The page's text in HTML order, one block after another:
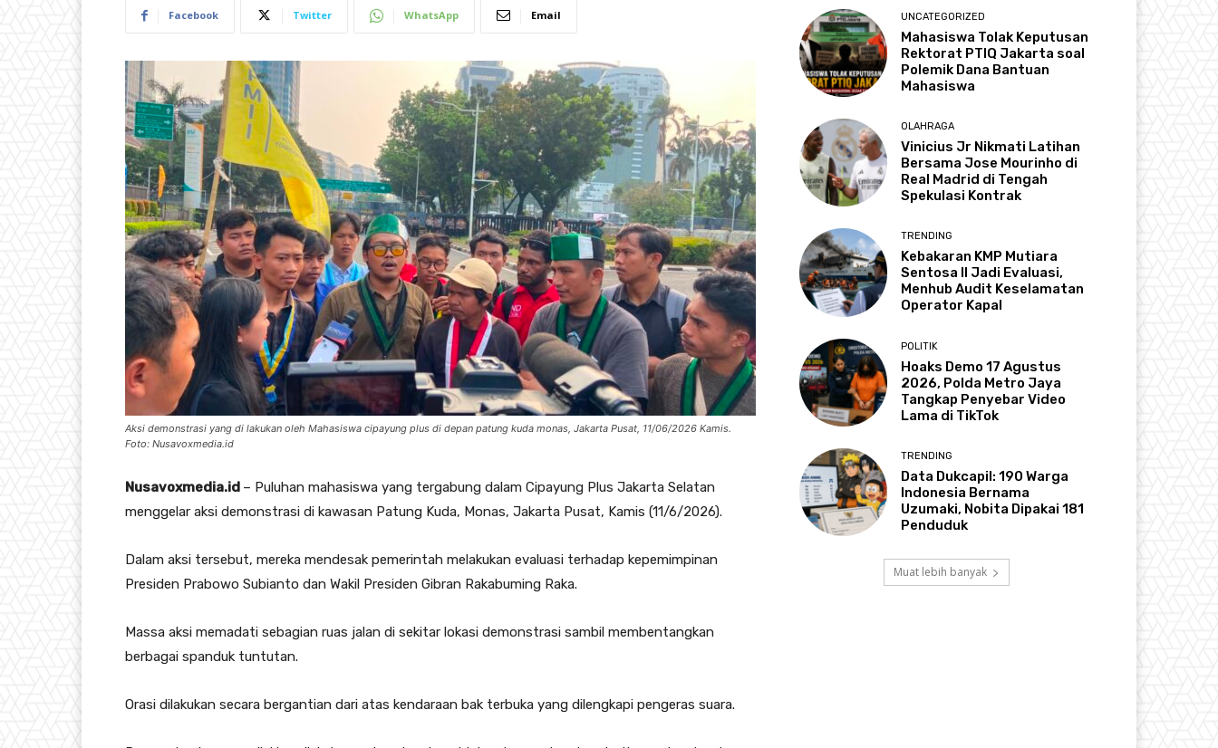
Facebook Twitter WhatsApp Email
Aksi demonstrasi yang di lakukan oleh Mahasiswa cipayung plus di depan patung kuda monas, Jakarta Pusat, 11/06/2026 Kamis.
Foto: Nusavoxmedia.id
Nusavoxmedia.id – Puluhan mahasiswa yang tergabung dalam Cipayung Plus Jakarta Selatan
menggelar aksi demonstrasi di kawasan Patung Kuda, Monas, Jakarta Pusat, Kamis (11/6/2026).
Dalam aksi tersebut, mereka mendesak pemerintah melakukan evaluasi terhadap kepemimpinan
Presiden Prabowo Subianto dan Wakil Presiden Gibran Rakabuming Raka.
Massa aksi memadati sebagian ruas jalan di sekitar lokasi demonstrasi sambil membentangkan
berbagai spanduk tuntutan.
Orasi dilakukan secara bergantian dari atas kendaraan bak terbuka yang dilengkapi pengeras suara.
UNCATEGORIZED
Mahasiswa Tolak Keputusan
Rektorat PTIQ Jakarta soal
Polemik Dana Bantuan
Mahasiswa
OLAHRAGA
Vinicius Jr Nikmati Latihan
Bersama Jose Mourinho di
Real Madrid di Tengah
Spekulasi Kontrak
TRENDING
Kebakaran KMP Mutiara
Sentosa II Jadi Evaluasi,
Menhub Audit Keselamatan
Operator Kapal
POLITIK
Hoaks Demo 17 Agustus
2026, Polda Metro Jaya
Tangkap Penyebar Video
Lama di TikTok
TRENDING
Data Dukcapil: 190 Warga
Indonesia Bernama
Uzumaki, Nobita Dipakai 181
Penduduk
Muat lebih banyak